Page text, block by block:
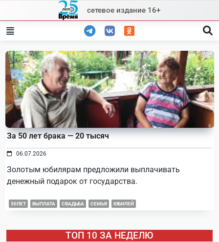
content
сетевое издание 16+
За 50 лет брака — 20 тысяч
06.07.2026
Золотым юбилярам предложили выплачивать
денежный подарок от государства.
50ЛЕТ ВЫПЛАТА СВАДЬБА СЕМЬЯ ЮБИЛЕЙ
ТОП 10 ЗА НЕДЕЛЮ